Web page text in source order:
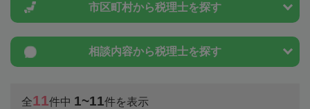
市区町村から税理士を探す
相談内容から税理士を探す
全11件中 1~11件を表示